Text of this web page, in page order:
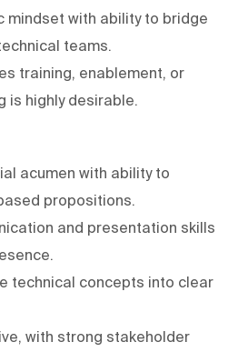
mindset with ability to bridge
teams.
training, enablement, or
is highly desirable.
acumen with ability to
propositions.
and presentation skills
technical concepts into clear
with strong stakeholder